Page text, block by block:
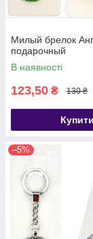
Милый брелок
подарочный
В наявності
123,50 ₴ 130 ₴
Купити
–5%